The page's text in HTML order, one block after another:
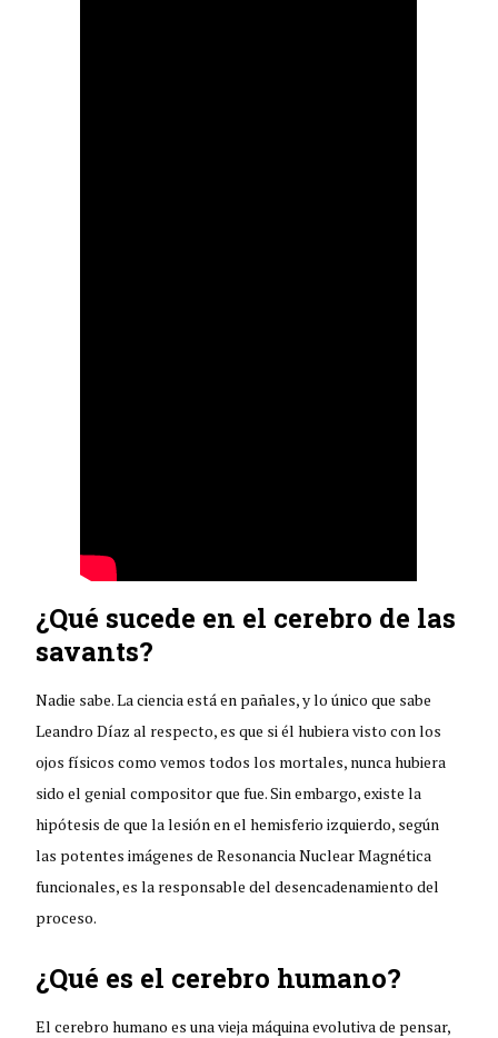
¿Qué sucede en el cerebro de las
savants?
Nadie sabe. La ciencia está en pañales, y lo único que sabe
Leandro Díaz al respecto, es que si él hubiera visto con los
ojos físicos como vemos todos los mortales, nunca hubiera
sido el genial compositor que fue. Sin embargo, existe la
hipótesis de que la lesión en el hemisferio izquierdo, según
las potentes imágenes de Resonancia Nuclear Magnética
funcionales, es la responsable del desencadenamiento del
proceso.
¿Qué es el cerebro humano?
El cerebro humano es una vieja máquina evolutiva de pensar,